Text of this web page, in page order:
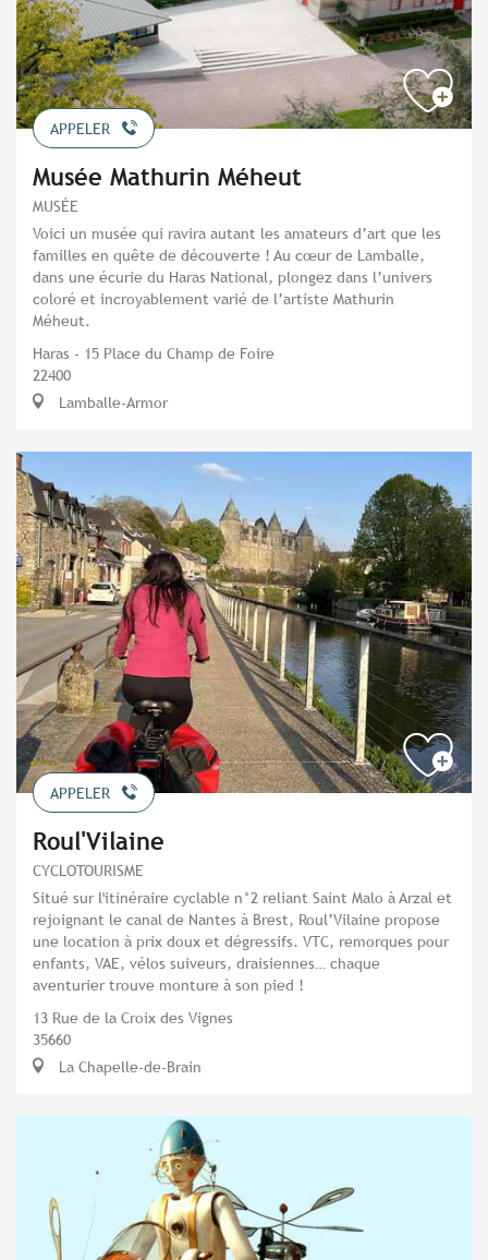
APPELER
Musée Mathurin Méheut
MUSÉE
Voici un musée qui ravira autant les amateurs d’art que les
familles en quête de découverte ! Au cœur de Lamballe,
dans une écurie du Haras National, plongez dans l’univers
coloré et incroyablement varié de l’artiste Mathurin
Méheut.
Haras - 15 Place du Champ de Foire
22400
Lamballe-Armor
APPELER
Roul'Vilaine
CYCLOTOURISME
Situé sur l'itinéraire cyclable n°2 reliant Saint Malo à Arzal et
rejoignant le canal de Nantes à Brest, Roul’Vilaine propose
une location à prix doux et dégressifs. VTC, remorques pour
enfants, VAE, vélos suiveurs, draisiennes… chaque
aventurier trouve monture à son pied !
13 Rue de la Croix des Vignes
35660
La Chapelle-de-Brain